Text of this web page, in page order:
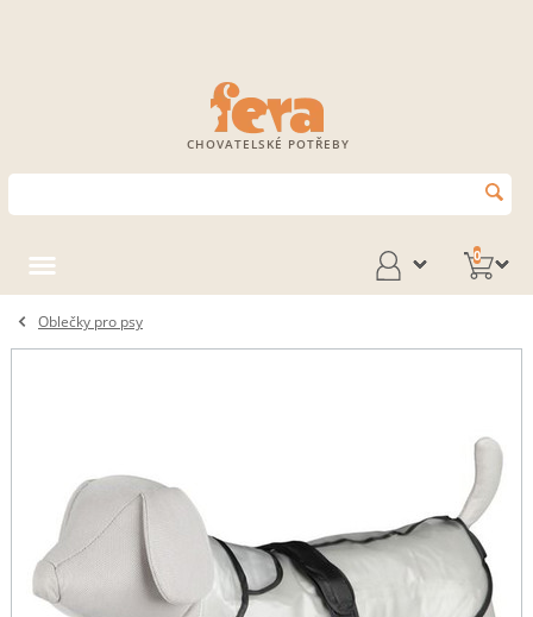
CHOVATELSKÉ POTŘEBY
0
Oblečky pro psy